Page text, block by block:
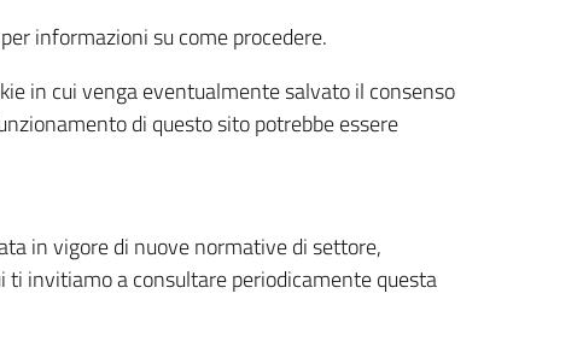
informazioni su come procedere.
in cui venga eventualmente salvato il consenso
di questo sito potrebbe essere
in vigore di nuove normative di settore,
invitiamo a consultare periodicamente questa